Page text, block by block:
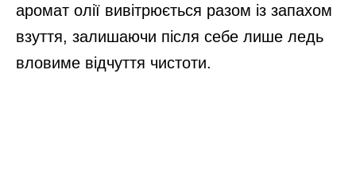
аромат олії вивітрюється разом із запахом
взуття, залишаючи після себе лише ледь
вловиме відчуття чистоти.